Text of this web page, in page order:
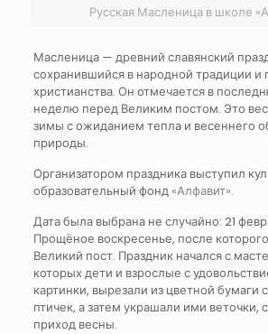
Русская Масленица в школе
Масленица — древний славянский
сохранившийся в народной традиции и
христианства. Он отмечается в
неделю перед Великим постом. Это
зимы с ожиданием тепла и весеннего
природы.
Организатором праздника выступил
образовательный фонд «Алфавит».
Дата была выбрана не случайно: 21
Прощёное воскресенье, после
Великий пост. Праздник начался с
которых дети и взрослые с
картинки, вырезали из цветной бумаги
птичек, а затем украшали ими веточки,
приход весны.